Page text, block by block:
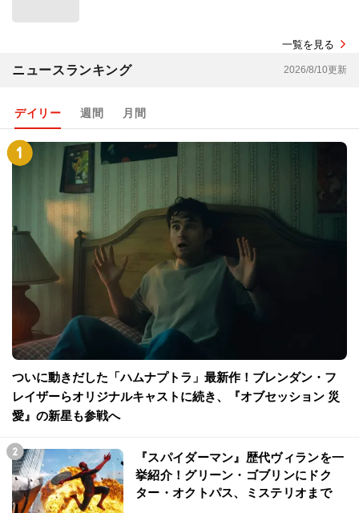
一覧を見る
ニュースランキング 2026/8/10更新
デイリー 週間 月間
ついに動きだした「ハムナプトラ」最新作！ブレンダン・フ
レイザーらオリジナルキャストに続き、『オブセッション 災
愛』の新星も参戦へ
『スパイダーマン』歴代ヴィランを一
挙紹介！グリーン・ゴブリンにドク
ター・オクトパス、ミステリオまで